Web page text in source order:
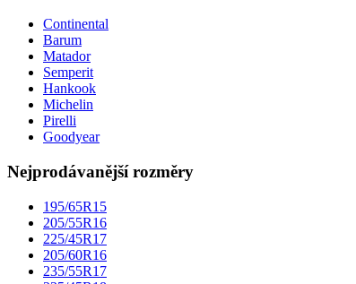
Continental
Barum
Matador
Semperit
Hankook
Michelin
Pirelli
Goodyear
Nejprodávanější rozměry
195/65R15
205/55R16
225/45R17
205/60R16
235/55R17